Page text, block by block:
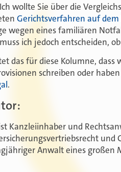
wollte Sie über die
Gerichtsverfahren auf
wegen eines familiären
ich jedoch entscheiden,
das für diese Kolumne,
schreiben oder
.
Kanzleiinhaber und
Anwalt eines großen